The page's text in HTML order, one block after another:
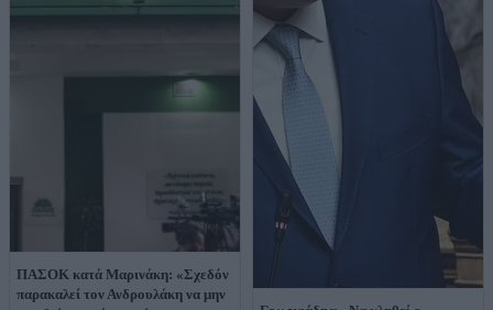
ΠΑΣΟΚ κατά Μαρινάκη: «Σχεδόν
παρακαλεί τον Ανδρουλάκη να μην